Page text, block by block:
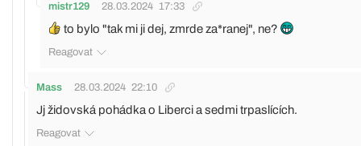
mistr129 28.03.2024 17:33
to bylo "tak mi ji dej, zmrde za*ranej", ne?
Reagovat
Mass 28.03.2024 22:10
Jj židovská pohádka o Liberci a sedmi trpaslících.
Reagovat